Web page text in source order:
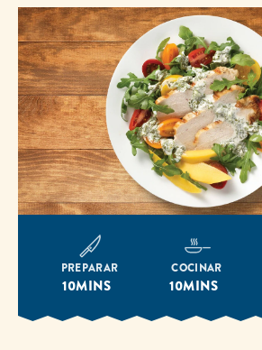
PREPARAR
10MINS
COCINAR
10MINS